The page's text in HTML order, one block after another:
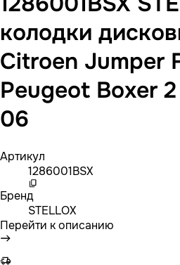
колодки
Citroen Jumper
Peugeot Boxer
06
Артикул
1286001BSX
Бренд
STELLOX
Перейти к описанию